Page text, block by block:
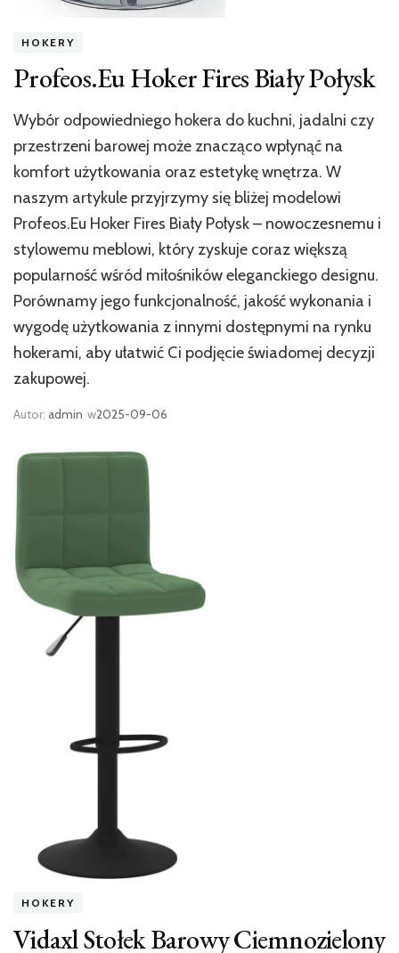
HOKERY
Profeos.Eu Hoker Fires Biały Połysk
Wybór odpowiedniego hokera do kuchni, jadalni czy
przestrzeni barowej może znacząco wpłynąć na
komfort użytkowania oraz estetykę wnętrza. W
naszym artykule przyjrzymy się bliżej modelowi
Profeos.Eu Hoker Fires Biały Połysk – nowoczesnemu i
stylowemu meblowi, który zyskuje coraz większą
popularność wśród miłośników eleganckiego designu.
Porównamy jego funkcjonalność, jakość wykonania i
wygodę użytkowania z innymi dostępnymi na rynku
hokerami, aby ułatwić Ci podjęcie świadomej decyzji
zakupowej.
Autor: admin w2025-09-06
HOKERY
Vidaxl Stołek Barowy Ciemnozielony